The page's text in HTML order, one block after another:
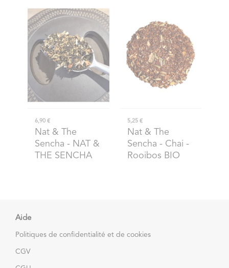
6,90 €
Nat & The
Sencha - NAT &
THE SENCHA
5,25 €
Nat & The
Sencha - Chai -
Rooibos BIO
Aide
Politiques de confidentialité et de cookies
CGV